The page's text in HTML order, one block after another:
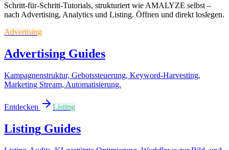
Schritt-für-Schritt-Tutorials, strukturiert wie AMALYZE selbst –
nach Advertising, Analytics und Listing. Öffnen und direkt loslegen.
Advertising
Advertising Guides
Kampagnenstruktur, Gebotssteuerung, Keyword-Harvesting,
Marketing Stream, Automatisierung.
Entdecken Listing
Listing Guides